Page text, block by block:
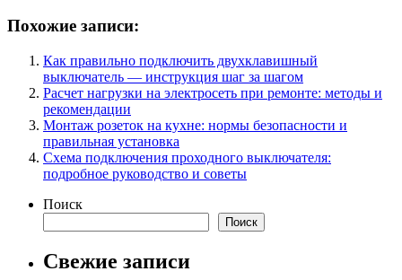
Похожие записи:
Как правильно подключить двухклавишный
выключатель — инструкция шаг за шагом
Расчет нагрузки на электросеть при ремонте: методы и
рекомендации
Монтаж розеток на кухне: нормы безопасности и
правильная установка
Схема подключения проходного выключателя:
подробное руководство и советы
Поиск
Поиск
Свежие записи